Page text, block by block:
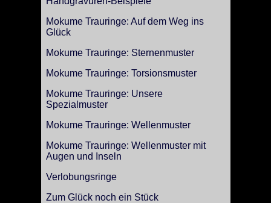
Mokume Trauringe: Auf dem Weg ins
Glück
Mokume Trauringe: Sternenmuster
Mokume Trauringe: Torsionsmuster
Mokume Trauringe: Unsere
Spezialmuster
Mokume Trauringe: Wellenmuster
Mokume Trauringe: Wellenmuster mit
Augen und Inseln
Verlobungsringe
Zum Glück noch ein Stück